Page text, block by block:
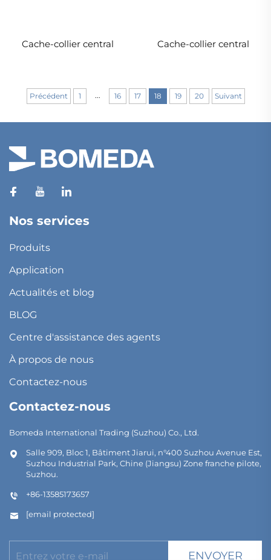
Cache-collier central Cache-collier central
Précédent 1 ... 16 17 18 19 20 Suivant
Nos services
Produits
Application
Actualités et blog
BLOG
Centre d'assistance des agents
À propos de nous
Contactez-nous
Contactez-nous
Bomeda International Trading (Suzhou) Co., Ltd.
Salle 909, Bloc 1, Bâtiment Jiarui, n°400 Suzhou Avenue Est,
Suzhou Industrial Park, Chine (Jiangsu) Zone franche pilote,
Suzhou.
+86-13585173657
[email protected]
ENVOYER